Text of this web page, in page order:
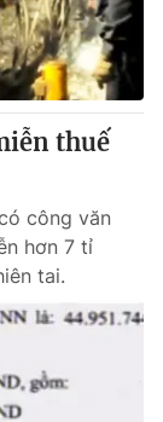
thuế
công văn
hơn 7 tỉ
tai.